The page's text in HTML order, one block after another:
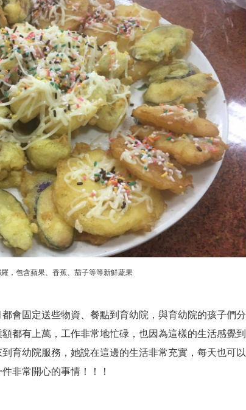
，包含蘋果、香蕉、茄子等等新鮮蔬果
會固定送些物資、餐點到育幼院，與育幼院的孩子們分
都有上萬，工作非常地忙碌，也因為這樣的生活感覺到
育幼院服務，她說在這邊的生活非常充實，每天也可以
非常開心的事情！！！